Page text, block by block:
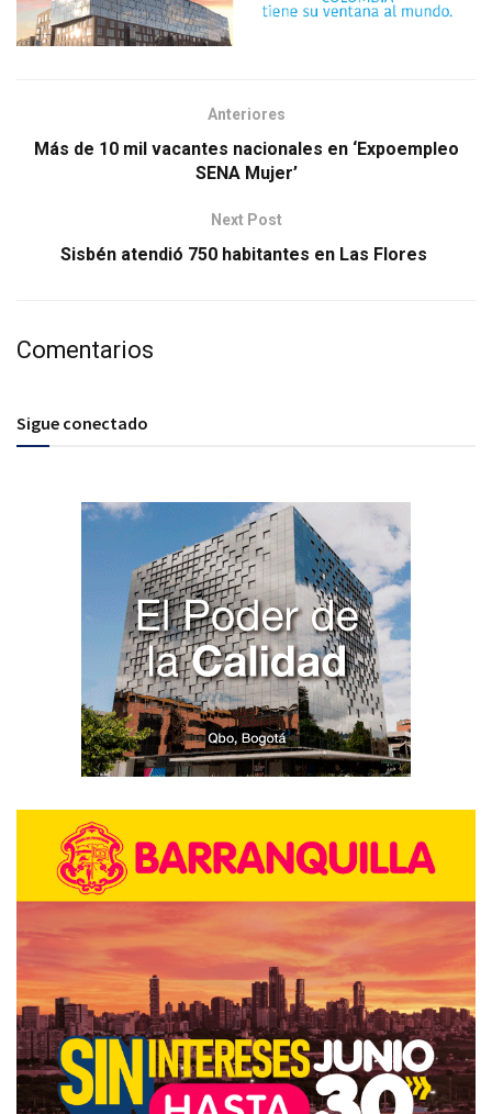
Anteriores
Más de 10 mil vacantes nacionales en ‘Expoempleo
SENA Mujer’
Next Post
Sisbén atendió 750 habitantes en Las Flores
Comentarios
Sigue conectado